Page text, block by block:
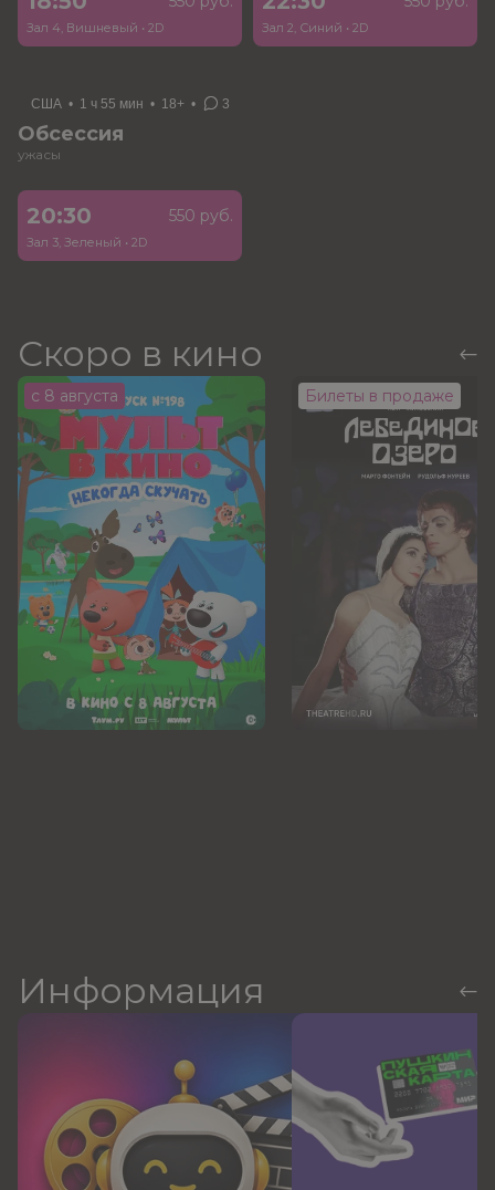
Зал 4, Вишневый • 2D Зал 2, Синий • 2D
США • 1 ч 55 мин • 18+ • 3
Обсессия
ужасы
20:30 550 руб.
Зал 3, Зеленый • 2D
Скоро в кино
с 8 августа Билеты в продаже
Информация